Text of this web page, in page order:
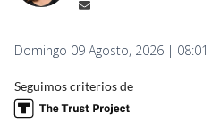
Domingo 09 Agosto, 2026 | 08:01
Seguimos criterios de